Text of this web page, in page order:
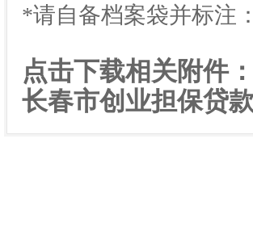
*请自备档案袋并标注
点击下载相关附件：
长春市创业担保贷